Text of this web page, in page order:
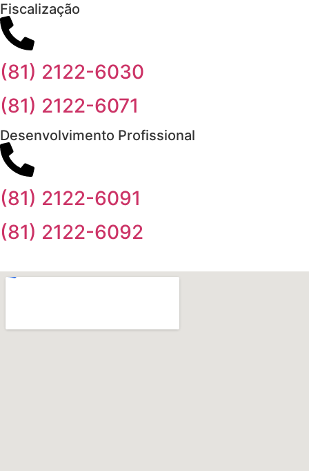
Fiscalização
(81) 2122-6030
(81) 2122-6071
Desenvolvimento Profissional
(81) 2122-6091
(81) 2122-6092